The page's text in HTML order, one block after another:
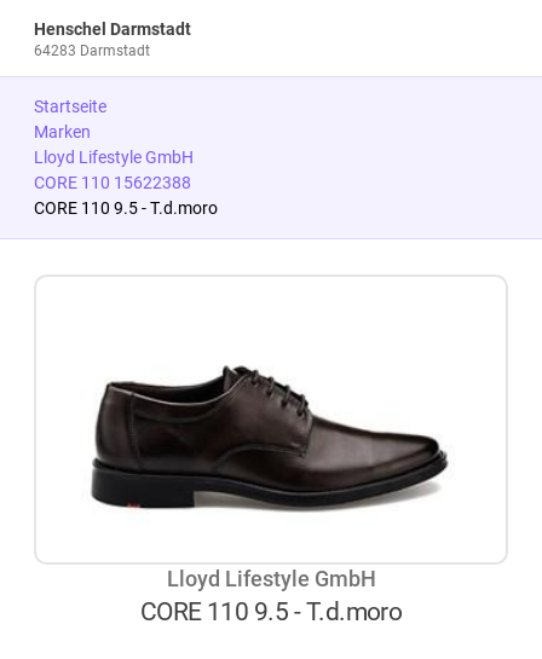
Henschel Darmstadt
64283 Darmstadt
Startseite
Marken
Lloyd Lifestyle GmbH
CORE 110 15622388
CORE 110 9.5 - T.d.moro
Lloyd Lifestyle GmbH
CORE 110 9.5 - T.d.moro